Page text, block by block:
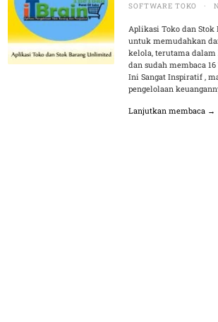
SOFTWARE TOKO ·
Aplikasi Toko dan Stok
untuk memudahkan
kelola, terutama dalam
dan sudah membaca
Ini Sangat Inspiratif ,
pengelolaan
Lanjutkan membaca →